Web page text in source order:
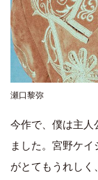
瀬口黎弥
今作で、僕は主人
ました。宮野ケ
がとてもうれし